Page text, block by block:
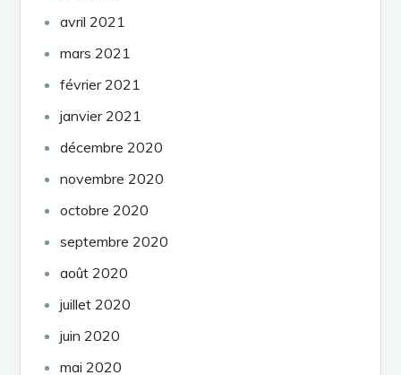
avril 2021
mars 2021
février 2021
janvier 2021
décembre 2020
novembre 2020
octobre 2020
septembre 2020
août 2020
juillet 2020
juin 2020
mai 2020